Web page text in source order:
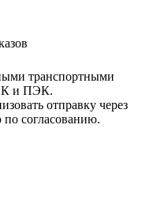
транспортными
и ПЭК.
отправку через
согласованию.